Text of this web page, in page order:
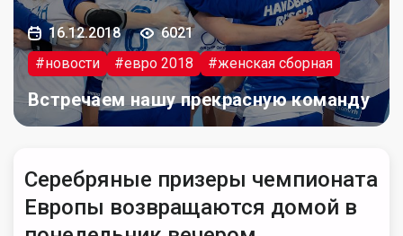
16.12.2018
6021
#новости
#евро 2018 #женская сборная
Встречаем нашу прекрасную команду
Серебряные призеры чемпионата
Европы возвращаются домой в